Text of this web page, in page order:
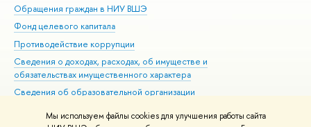
Мы используем файлы cookies для улучшения работы сайта
Обращения граждан в НИУ ВШЭ
Фонд целевого капитала
Противодействие коррупции
Сведения о доходах, расходах, об имуществе и
обязательствах имущественного характера
Сведения об образовательной организации
Людям с ограниченными возможностями здоровья